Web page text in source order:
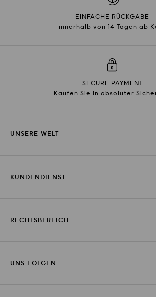
EINFACHE RÜCKGABE
innerhalb von 14 Tagen ab
SECURE PAYMENT
Kaufen Sie in absoluter
UNSERE WELT
KUNDENDIENST
RECHTSBEREICH
UNS FOLGEN